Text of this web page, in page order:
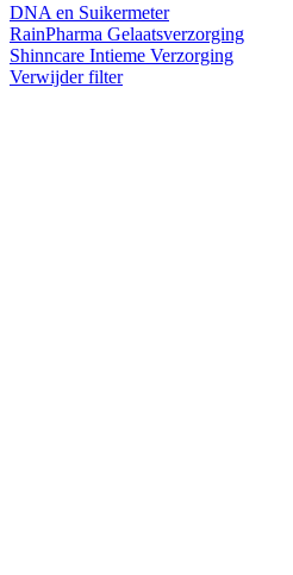
DNA en Suikermeter
RainPharma Gelaatsverzorging
Shinncare Intieme Verzorging
Verwijder filter